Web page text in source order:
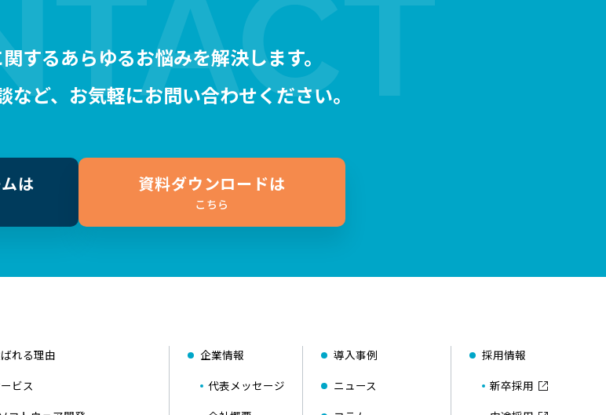
するあらゆるお悩みを解決します。
ど、お気軽にお問い合わせください。
は 資料ダウンロードは
こちら
れる理由
ビス
企業情報
代表メッセージ
導入事例
ニュース
採用情報
新卒採用